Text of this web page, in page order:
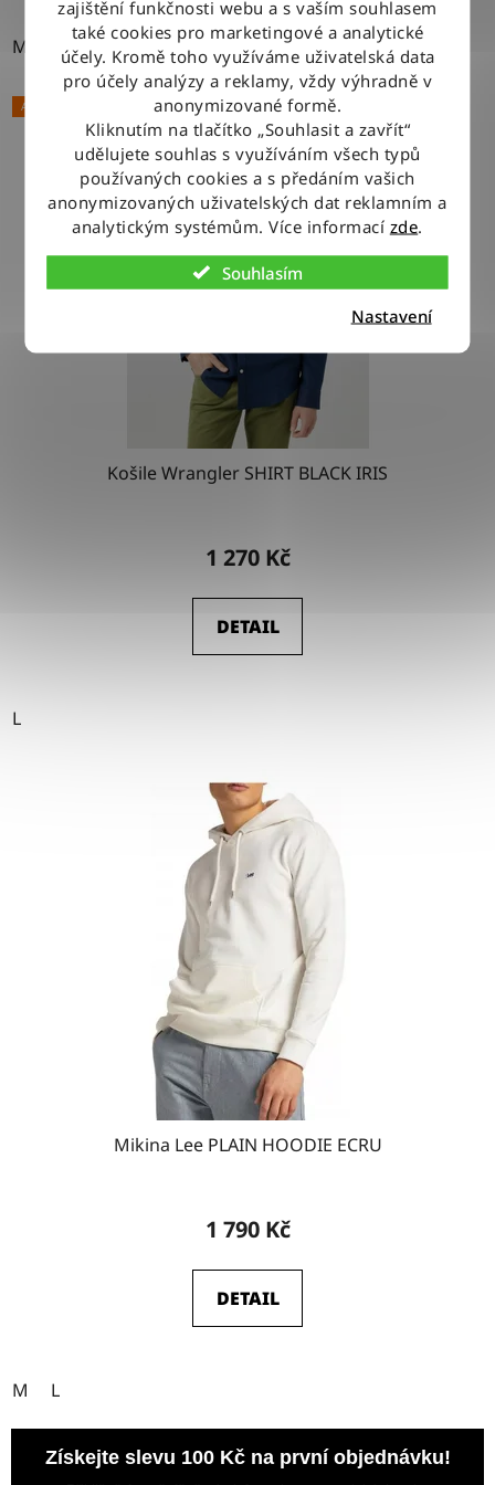
zajištění funkčnosti webu a s vaším souhlasem
také cookies pro marketingové a analytické
účely. Kromě toho využíváme uživatelská data
pro účely analýzy a reklamy, vždy výhradně v
anonymizované formě.
Kliknutím na tlačítko „Souhlasit a zavřít“
udělujete souhlas s využíváním všech typů
používaných cookies a s předáním vašich
anonymizovaných uživatelských dat reklamním a
analytickým systémům. Více informací zde.
Souhlasím
Nastavení
M
AKCE
Košile Wrangler SHIRT BLACK IRIS
1 270 Kč
DETAIL
L
Mikina Lee PLAIN HOODIE ECRU
1 790 Kč
DETAIL
M L
Získejte slevu 100 Kč na první objednávku!